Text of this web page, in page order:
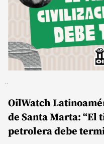
OilWatch
de Santa Marta: “El
petrolera debe